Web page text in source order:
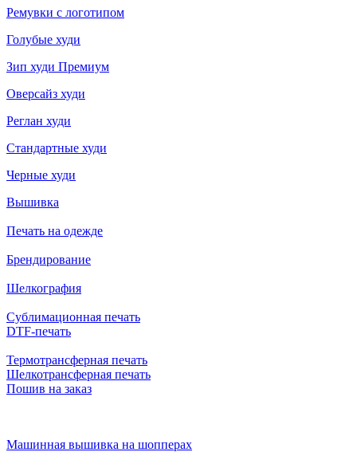
Ремувки с логотипом
Голубые худи
Зип худи Премиум
Оверсайз худи
Реглан худи
Стандартные худи
Черные худи
Вышивка
Печать на одежде
Брендирование
Шелкография
Сублимационная печать
DTF-печать
Термотрансферная печать
Шелкотрансферная печать
Пошив на заказ
Машинная вышивка на шопперах